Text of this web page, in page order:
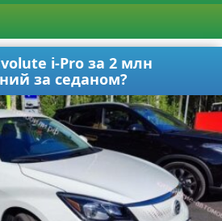
i-Pro за 2 млн
за седаном?